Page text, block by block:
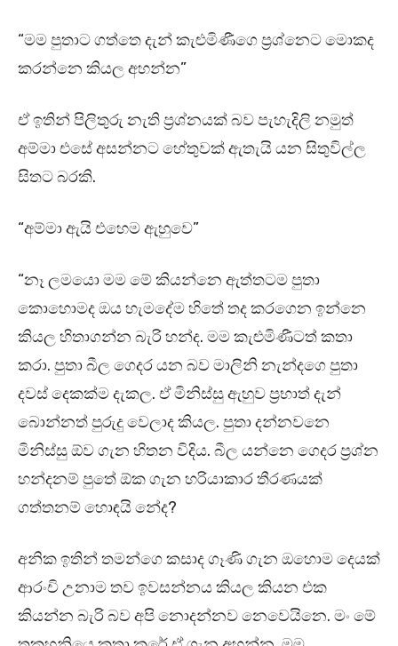
“මම පුතාට ගත්තෙ දැන් කැළුමිණීගෙ ප්‍රශ්නෙට මොකද
කරන්නෙ කියල අහන්න”
ඒ ඉතින් පිලිතුරු නැති ප්‍රශ්නයක් බව පැහැදිලි නමුත්
අම්මා එසේ අසන්නට හේතුවක් ඇතැයි යන සිතුවිල්ල
සිතට බරකි.
“අම්මා ඇයි එහෙම ඇහුවෙ”
“නෑ ලමයො මම මේ කියන්නෙ ඇත්තටම පුතා
කොහොමද ඔය හැමදේම හිතේ තද කරගෙන ඉන්නෙ
කියල හිතාගන්න බැරි හන්ද. මම කැළුමිණීටත් කතා
කරා. පුතා බීල ගෙදර යන බව මාලිනි නැන්දගෙ පුතා
දවස් දෙකක්ම දැකල. ඒ මිනිස්සු ඇහුව ප්‍රභාත් දැන්
බොන්නත් පුරුදු වෙලාද කියල. පුතා දන්නවනෙ
මිනිස්සු ඕව ගැන හිතන විදිය. බීල යන්නෙ ගෙදර ප්‍රශ්න
හන්දනම් පුතේ ඕක ගැන හරියාකාර තීරණයක්
ගත්තනම් හොඳයි නේද?
අනික ඉතින් තමන්ගෙ කසාද ගෑණි ගැන ඔහොම දෙයක්
ආරංචි උනාම තව ඉවසන්නය කියල කියන එක
කියන්න බැරි බව අපි නොදන්නව නෙවෙයිනෙ. මං මේ